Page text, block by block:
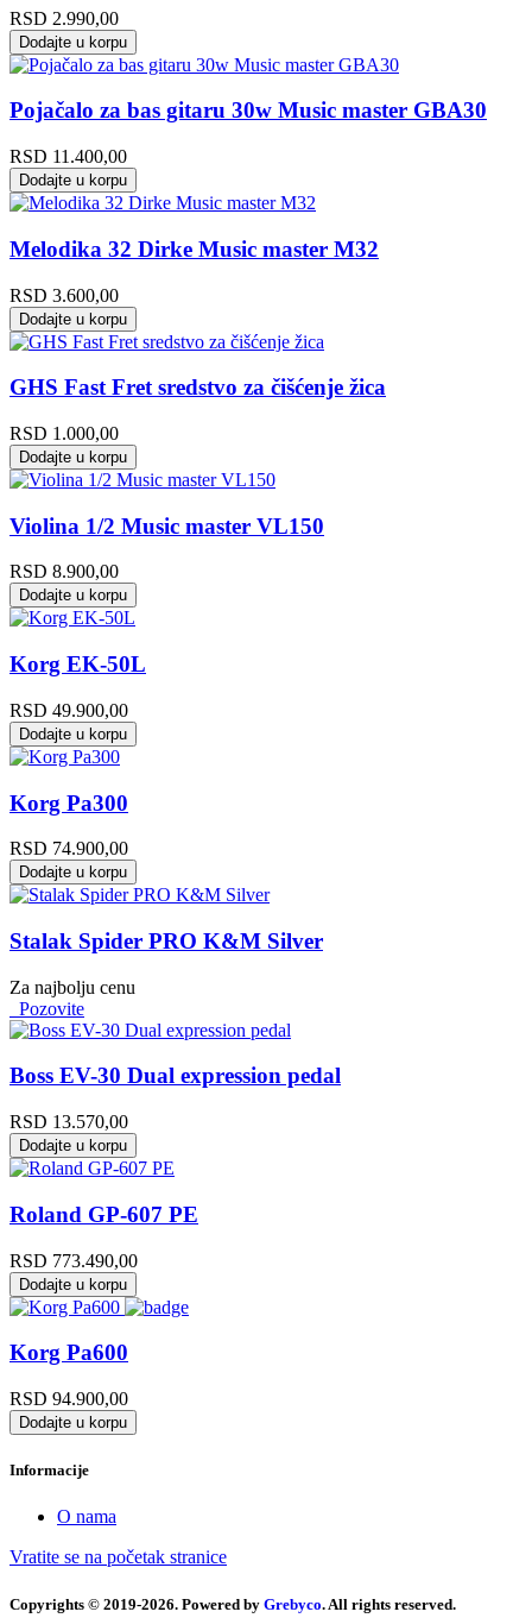
RSD 2.990,00
Dodajte u korpu
Pojačalo za bas gitaru 30w Music master GBA30
RSD 11.400,00
Dodajte u korpu
Melodika 32 Dirke Music master M32
RSD 3.600,00
Dodajte u korpu
GHS Fast Fret sredstvo za čišćenje žica
RSD 1.000,00
Dodajte u korpu
Violina 1/2 Music master VL150
RSD 8.900,00
Dodajte u korpu
Korg EK-50L
RSD 49.900,00
Dodajte u korpu
Korg Pa300
RSD 74.900,00
Dodajte u korpu
Stalak Spider PRO K&M Silver
Za najbolju cenu
Pozovite
Boss EV-30 Dual expression pedal
RSD 13.570,00
Dodajte u korpu
Roland GP-607 PE
RSD 773.490,00
Dodajte u korpu
Korg Pa600
RSD 94.900,00
Dodajte u korpu
Informacije
O nama
Vratite se na početak stranice
Copyrights © 2019-2026. Powered by Grebyco. All rights reserved.